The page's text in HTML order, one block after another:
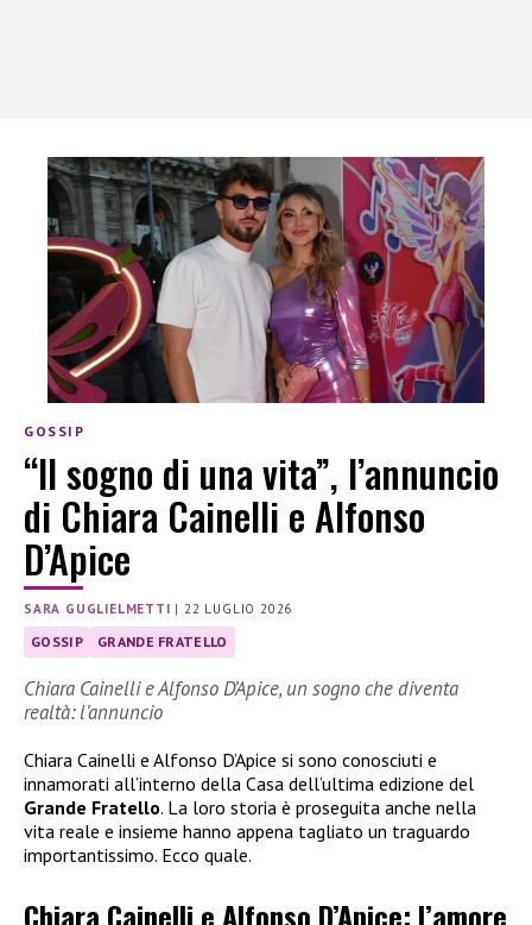
GOSSIP
“Il sogno di una vita”, l’annuncio
di Chiara Cainelli e Alfonso
D’Apice
SARA GUGLIELMETTI | 22 LUGLIO 2026
GOSSIP GRANDE FRATELLO
Chiara Cainelli e Alfonso D’Apice, un sogno che diventa
realtà: l’annuncio
Chiara Cainelli e Alfonso D’Apice si sono conosciuti e
innamorati all’interno della Casa dell’ultima edizione del
Grande Fratello. La loro storia è proseguita anche nella
vita reale e insieme hanno appena tagliato un traguardo
importantissimo. Ecco quale.
Chiara Cainelli e Alfonso D’Apice: l’amore